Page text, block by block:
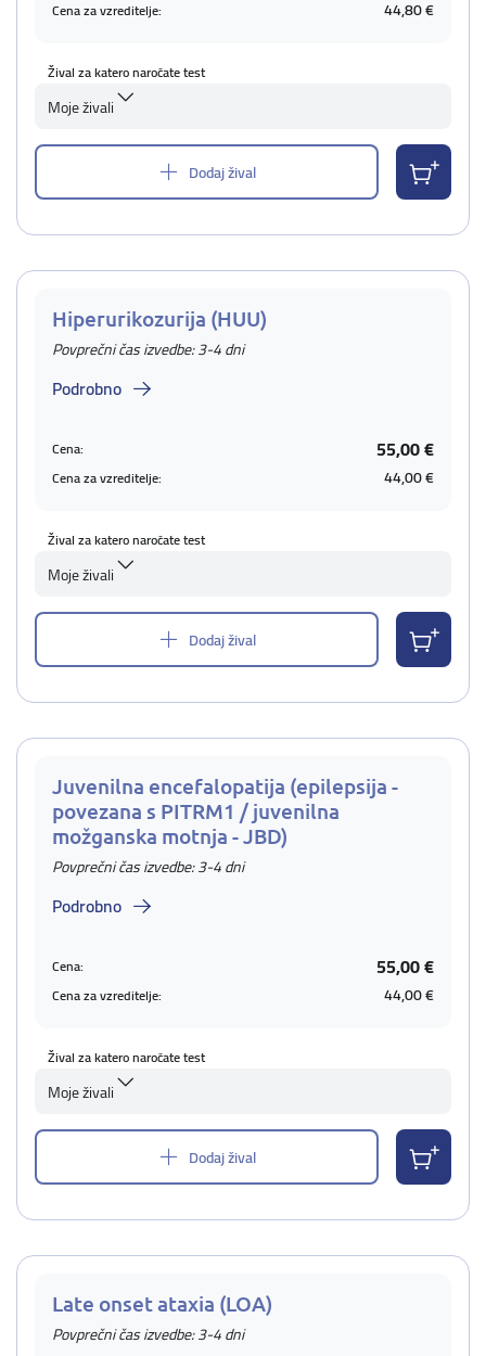
Cena za vzreditelje: 44,80 €
Žival za katero naročate test
Moje živali
Dodaj žival
Hiperurikozurija (HUU)
Povprečni čas izvedbe: 3-4 dni
Podrobno
Cena: 55,00 €
Cena za vzreditelje: 44,00 €
Žival za katero naročate test
Moje živali
Dodaj žival
Juvenilna encefalopatija (epilepsija -
povezana s PITRM1 / juvenilna
možganska motnja - JBD)
Povprečni čas izvedbe: 3-4 dni
Podrobno
Cena: 55,00 €
Cena za vzreditelje: 44,00 €
Žival za katero naročate test
Moje živali
Dodaj žival
Late onset ataxia (LOA)
Povprečni čas izvedbe: 3-4 dni